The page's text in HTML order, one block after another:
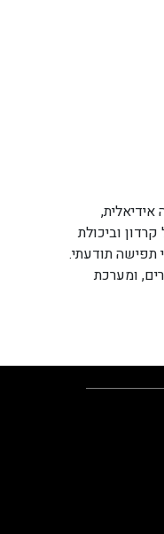
וביכולת
תפישה תודעתי.
ומערכת